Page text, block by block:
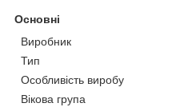
Основні
Виробник
Тип
Особливість виробу
Вікова група